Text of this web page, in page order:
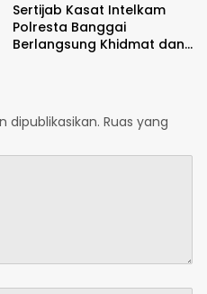
Sertijab Kasat Intelkam
Polresta Banggai
Berlangsung Khidmat dan
dipublikasikan. Ruas yang